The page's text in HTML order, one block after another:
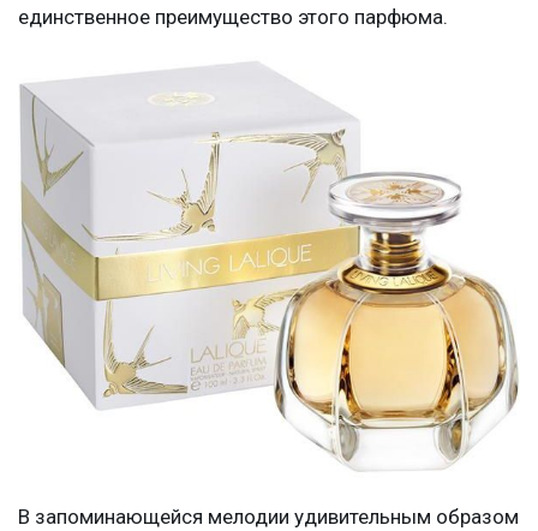
единственное преимущество этого парфюма.
В запоминающейся мелодии удивительным образом